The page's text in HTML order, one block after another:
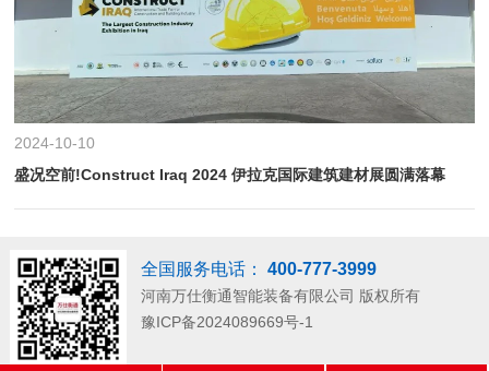
2024-10-10
盛况空前!Construct Iraq 2024 伊拉克国际建筑建材展圆满落幕
全国服务电话： 400-777-3999
河南万仕衡通智能装备有限公司
版权所有
豫ICP备2024089669号-1